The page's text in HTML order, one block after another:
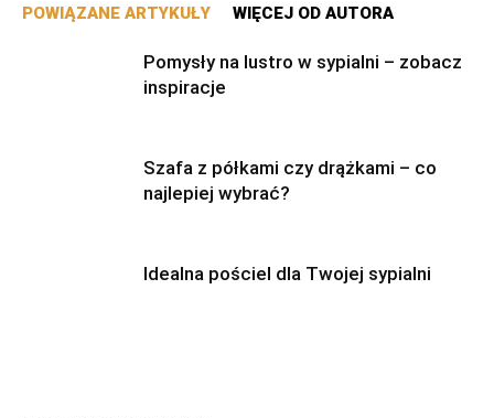
POWIĄZANE ARTYKUŁY WIĘCEJ OD AUTORA
Pomysły na lustro w sypialni – zobacz
inspiracje
Szafa z półkami czy drążkami – co
najlepiej wybrać?
Idealna pościel dla Twojej sypialni